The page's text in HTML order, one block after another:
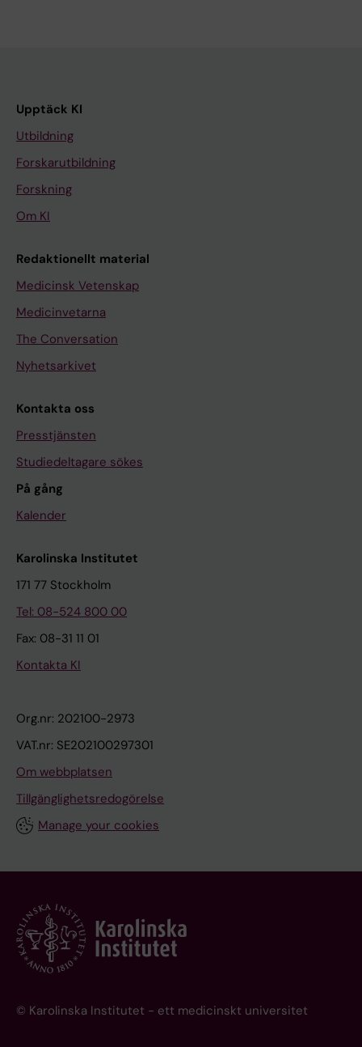
Upptäck KI
Utbildning
Forskarutbildning
Forskning
Om KI
Redaktionellt material
Medicinsk Vetenskap
Medicinvetarna
The Conversation
Nyhetsarkivet
Kontakta oss
Presstjänsten
Studiedeltagare sökes
På gång
Kalender
Karolinska Institutet
171 77 Stockholm
Tel: 08-524 800 00
Fax: 08-31 11 01
Kontakta KI
Org.nr: 202100-2973
VAT.nr: SE202100297301
Om webbplatsen
Tillgänglighetsredogörelse
Manage your cookies
© Karolinska Institutet - ett medicinskt universitet